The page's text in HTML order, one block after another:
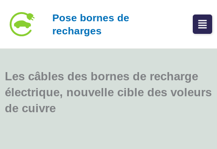
contenu
Pose bornes de
recharges
Les câbles des bornes de recharge
électrique, nouvelle cible des voleurs
de cuivre